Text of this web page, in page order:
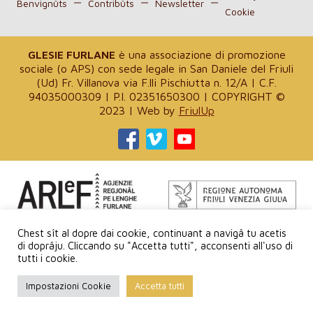
Benvignûts Contribûts Newsletter
Cookie
GLESIE FURLANE è una associazione di promozione
sociale (o APS) con sede legale in San Daniele del Friuli
(Ud) Fr. Villanova via F.lli Pischiutta n. 12/A | C.F.
94035000309 | P.I. 02351650300 | COPYRIGHT ©
2023 | Web by FriulUp
Furlane e de Regjon Autonome Friûl – Vignesie Julie
dal
Patriarcjât
Chest sît al dopre dai cookie, continuant a navigâ tu acetis
di doprâju. Cliccando su "Accetta tutti", acconsenti all'uso di
tutti i cookie.
Impostazioni Cookie Accetta tutti